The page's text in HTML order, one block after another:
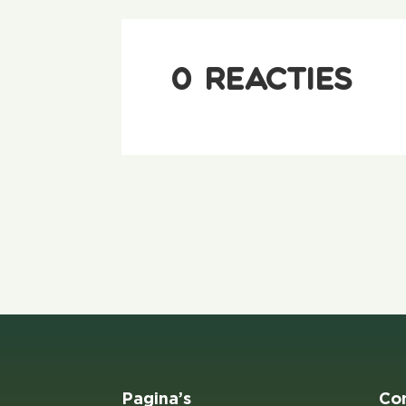
0 reacties
Pagina’s